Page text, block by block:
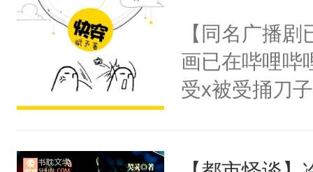
朝，一个从
为三种性别。
构与男子相同
了一颗红色的
人，最终坐上
【同名广播
画已在哔哩哔
受x被受捅刀